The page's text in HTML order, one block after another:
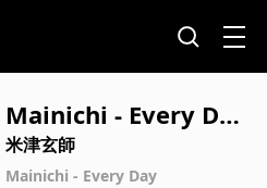
Mainichi - Every Da
y
米津玄師
Mainichi - Every Day